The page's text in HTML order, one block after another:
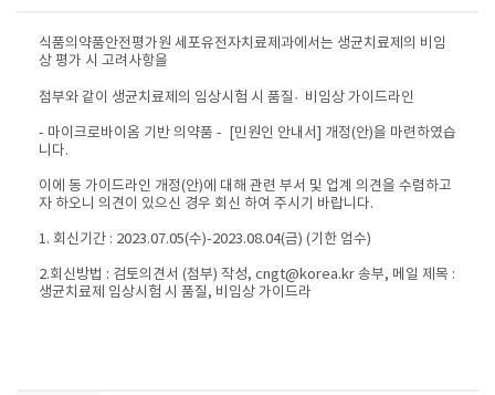
식품의약품안전평가원 세포유전자치료제과에서는 생균치료제의 비임
상 평가 시 고려사항을
첨부와 같이 생균치료제의 임상시험 시 품질· 비임상 가이드라인
- 마이크로바이옴 기반 의약품 - [민원인 안내서] 개정(안)을 마련하였습
니다.
이에 동 가이드라인 개정(안)에 대해 관련 부서 및 업계 의견을 수렴하고
자 하오니 의견이 있으신 경우 회신 하여 주시기 바랍니다.
1. 회신기간 : 2023.07.05(수)-2023.08.04(금) (기한 엄수)
2.회신방법 : 검토의견서 (첨부) 작성, cngt@korea.kr 송부, 메일 제목 :
생균치료제 임상시험 시 품질, 비임상 가이드라